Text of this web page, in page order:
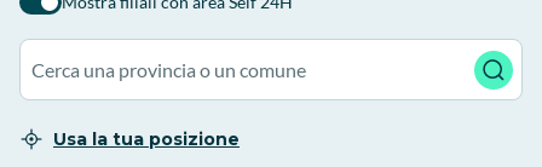
Usa la tua posizione